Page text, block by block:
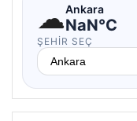
☁Ankara
NaN°C
ŞEHIR SEÇ